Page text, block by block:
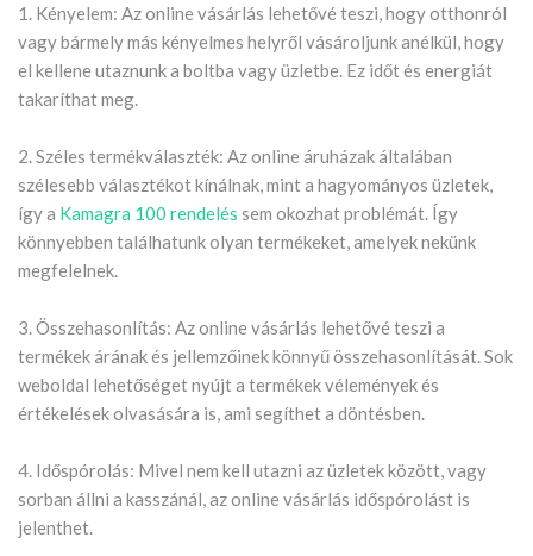
1. Kényelem: Az online vásárlás lehetővé teszi, hogy otthonról
vagy bármely más kényelmes helyről vásároljunk anélkül, hogy
el kellene utaznunk a boltba vagy üzletbe. Ez időt és energiát
takaríthat meg.
2. Széles termékválaszték: Az online áruházak általában
szélesebb választékot kínálnak, mint a hagyományos üzletek,
így a Kamagra 100 rendelés sem okozhat problémát. Így
könnyebben találhatunk olyan termékeket, amelyek nekünk
megfelelnek.
3. Összehasonlítás: Az online vásárlás lehetővé teszi a
termékek árának és jellemzőinek könnyű összehasonlítását. Sok
weboldal lehetőséget nyújt a termékek vélemények és
értékelések olvasására is, ami segíthet a döntésben.
4. Időspórolás: Mivel nem kell utazni az üzletek között, vagy
sorban állni a kasszánál, az online vásárlás időspórolást is
jelenthet.